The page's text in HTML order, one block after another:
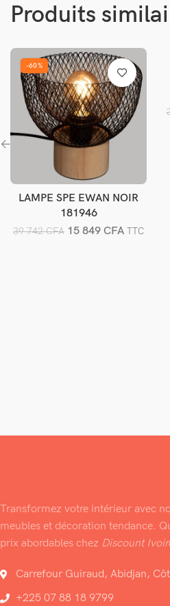
Produits
-60%
Ajouter au panier
LAMPE SPE EWAN NOIR
181946
39 742CFA 15 849 CFA TTC
Transformez votre intérieur avec
meubles et décoration tendance.
prix abordables chez Discount
Carrefour Guiraud, Abidjan,
+225 07 88 18 9799